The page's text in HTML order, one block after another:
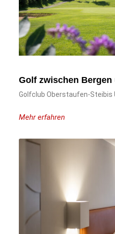
Golf zwischen
Golfclub Oberstaufen-Steibis
Mehr erfahren